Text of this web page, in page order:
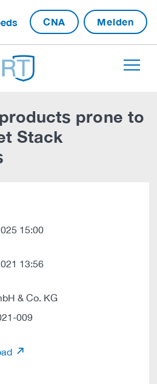
CNA Melden
prone to
Stack
15:00
13:56
& Co. KG
009